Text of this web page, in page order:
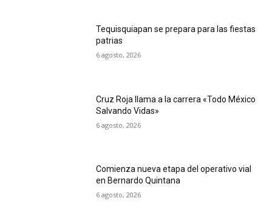
Tequisquiapan se prepara para las fiestas
patrias
6 agosto, 2026
Cruz Roja llama a la carrera «Todo México
Salvando Vidas»
6 agosto, 2026
Comienza nueva etapa del operativo vial
en Bernardo Quintana
6 agosto, 2026